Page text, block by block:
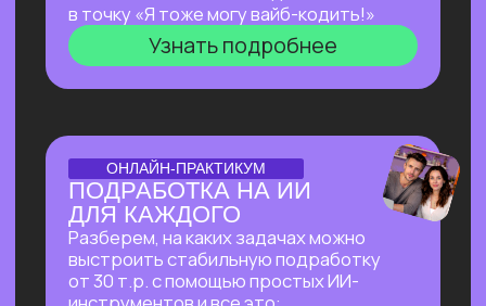
OPENCLAW: КАК
ПОМОЩНИКА ИЗ
ВОЗМОЖНЫХ НА СЕГОДНЯ?
Покажем в прямом эфире, на что
способен OpenClaw — ИИ-агент с 171
000+ звёзд на GitHub, который
не просто отвечает на запросы,
а работает за тебя в фоновом режиме
24/7 — пока ты спишь, едешь на работу
или путешествуешь.
Узнать подробнее